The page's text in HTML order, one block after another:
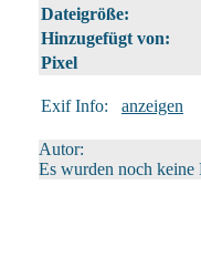
Dateigröße:
Hinzugefügt von:
Pixel
Exif Info: anzeigen
Autor:
Es wurden noch keine